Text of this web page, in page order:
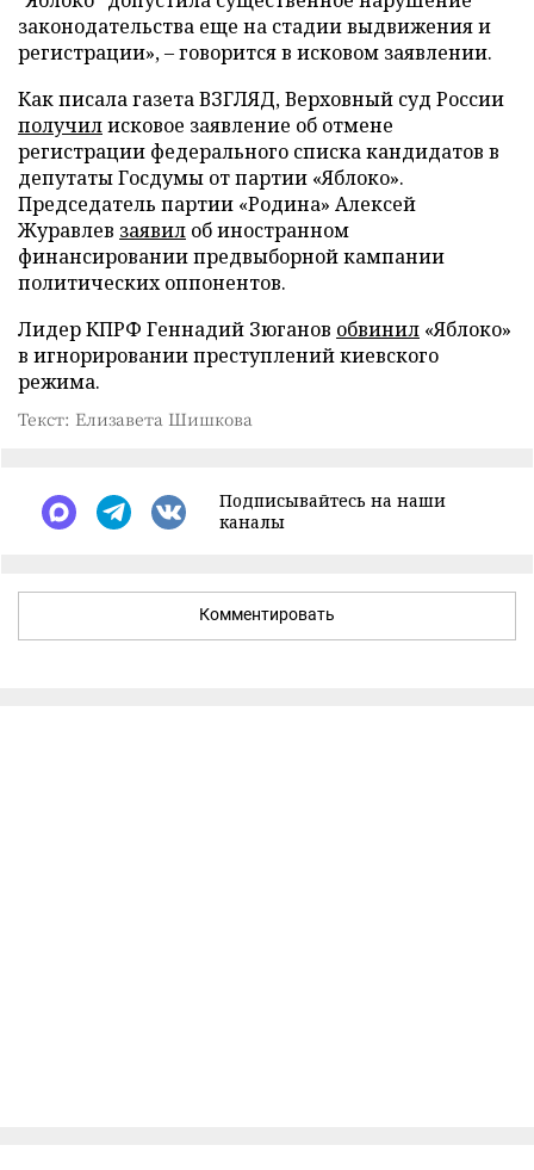
законодательства еще на стадии выдвижения и
регистрации», – говорится в исковом заявлении.
Как писала газета ВЗГЛЯД, Верховный суд России
получилисковое заявление об отмене
регистрации федерального списка кандидатов в
депутаты Госдумы от партии «Яблоко».
Председатель партии «Родина» Алексей
Журавлев заявил об иностранном
финансировании предвыборной кампании
политических оппонентов.
Лидер КПРФ Геннадий Зюганов обвинил «Яблоко»
в игнорировании преступлений киевского
режима.
Текст: Елизавета Шишкова
Подписывайтесь на наши
каналы
Комментировать